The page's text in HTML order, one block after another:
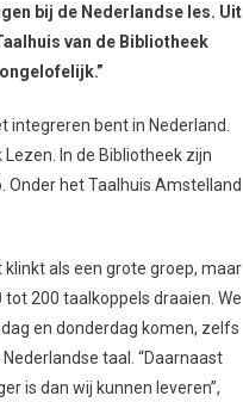
bij de Nederlandse les. Uit
van de Bibliotheek
integreren bent in Nederland.
In de Bibliotheek zijn
Onder het Taalhuis Amstelland
als een grote groep, maar
200 taalkoppels draaien. We
en donderdag komen, zelfs
taal. “Daarnaast
is dan wij kunnen leveren”,